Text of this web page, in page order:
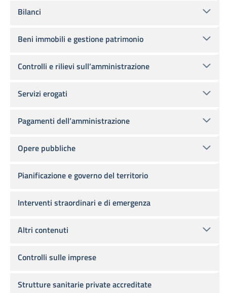
Bilanci
Beni immobili e gestione patrimonio
Controlli e rilievi sull’amministrazione
Servizi erogati
Pagamenti dell’amministrazione
Opere pubbliche
Pianificazione e governo del territorio
Interventi straordinari e di emergenza
Altri contenuti
Controlli sulle imprese
Strutture sanitarie private accreditate